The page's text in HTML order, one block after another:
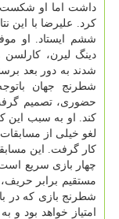
داشت اما او شکست
کرد. علیرضا با این
دینگ لیرن،
شدند به دور بعد
شطرنج جهان
حضوری، تصمیم
کند. او به سبب این
لغو خیلی از
کار گرفت. این
چهار بازی سریع
امتیاز خواهد بود و